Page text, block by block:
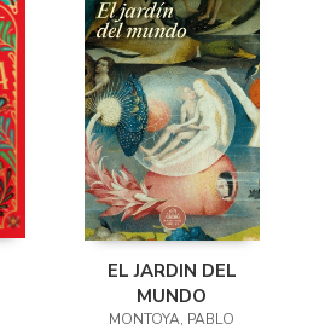
EL JARDIN DEL
MUNDO
MONTOYA, PABLO